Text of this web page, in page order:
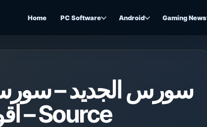
Home PC Software Android Gaming News
سورس الجديد –